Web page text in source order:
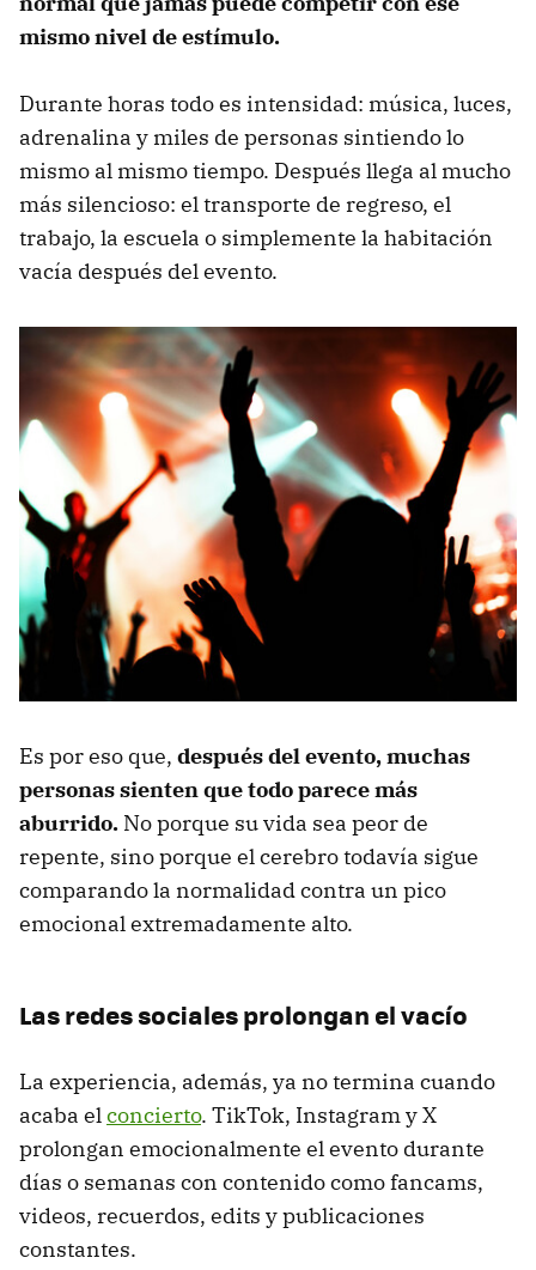
mismo nivel de estímulo.
Durante horas todo es intensidad: música, luces,
adrenalina y miles de personas sintiendo lo
mismo al mismo tiempo. Después llega al mucho
más silencioso: el transporte de regreso, el
trabajo, la escuela o simplemente la habitación
vacía después del evento.
Es por eso que, después del evento, muchas
personas sienten que todo parece más
aburrido. No porque su vida sea peor de
repente, sino porque el cerebro todavía sigue
comparando la normalidad contra un pico
emocional extremadamente alto.
Las redes sociales prolongan el vacío
La experiencia, además, ya no termina cuando
acaba el concierto. TikTok, Instagram y X
prolongan emocionalmente el evento durante
días o semanas con contenido como fancams,
videos, recuerdos, edits y publicaciones
constantes.